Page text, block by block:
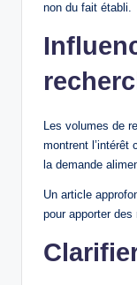
non du fait établi.
Les volumes de
montrent l’intérêt
la demande
Un article
pour apporter